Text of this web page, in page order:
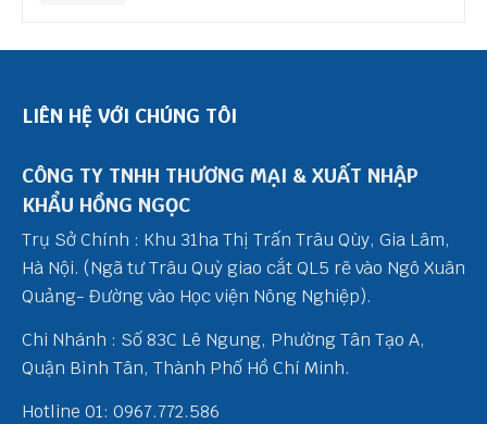
LIÊN HỆ VỚI CHÚNG TÔI
CÔNG TY TNHH THƯƠNG MẠI & XUẤT NHẬP
KHẨU HỒNG NGỌC
Trụ Sở Chính : Khu 31ha Thị Trấn Trâu Qùy, Gia Lâm,
Hà Nội. (Ngã tư Trâu Quỳ giao cắt QL5 rẽ vào Ngô Xuân
Quảng- Đường vào Học viện Nông Nghiệp).
Chi Nhánh : Số 83C Lê Ngung, Phường Tân Tạo A,
Quận Bình Tân, Thành Phố Hồ Chí Minh.
Hotline 01: 0967.772.586